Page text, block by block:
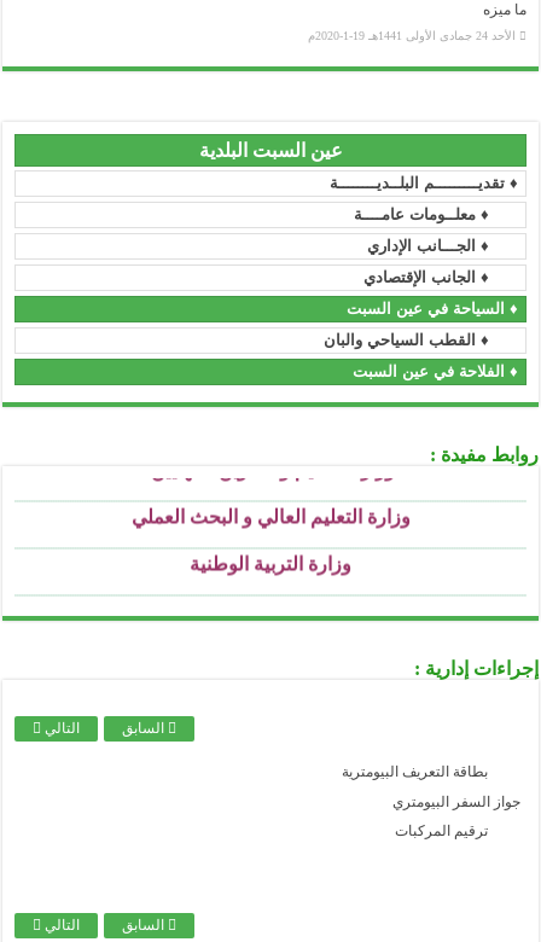
ميزه
الأحد 24 جمادى الأولى 1441هـ 19-1-2020م
عين السبت البلدية
تقديـــــــــم البلــديــــــــة
♦ معلــومات عامــــة
♦ الجـــانب الإداري
♦ الجانب الإقتصادي
السياحة في عين السبت
♦ القطب السياحي والبان
الفلاحة في عين السبت
مفيدة :
رئاسة الحكومة
الجريدة الرسمية
الأمانة العامة للحكومة
وزارة السكن و العمران و المدينة
وزارة العمل و التشغيل و الضمان الإجتماعي
وزارة الشباب و الرياضة
وزارة التعليم العالي و البحث العملي
وزارة التربية الوطنية
وزارة الثقافة
وزارة الصحة
الصندوق الوطني للتأمينات الاجتماعية للعمال الأجراء
إدارية :
التالي السابق
بطاقة التعريف البيومترية
السفر البيومتري
ترقيم المركبات
التالي السابق